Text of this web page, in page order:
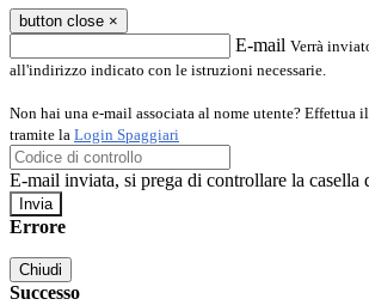
button close ×
E-mail Verrà
all'indirizzo indicato con le istruzioni necessarie.
Non hai una e-mail associata al nome utente? Effettua
tramite la Login Spaggiari
E-mail inviata, si prega di controllare la casella
Errore
Chiudi
Successo